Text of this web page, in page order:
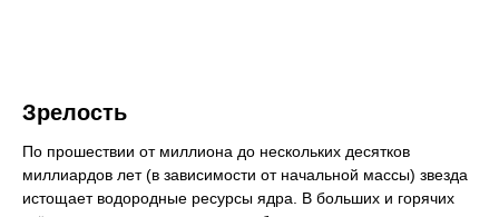
Зрелость
По прошествии от миллиона до нескольких десятков
миллиардов лет (в зависимости от начальной массы) звезда
истощает водородные ресурсы ядра. В больших и горячих